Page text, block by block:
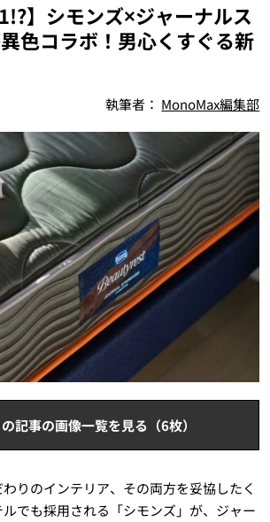
】シモンズ×ジャーナルス
色コラボ！男心くすぐる新
執筆者： MonoMax編集部
記事の画像一覧を見る（6枚）
りのインテリア、その両方を妥協したく
でも採用される「シモンズ」が、ジャー